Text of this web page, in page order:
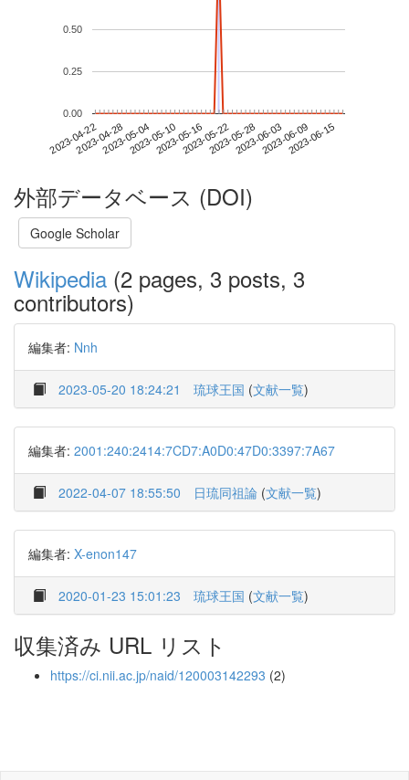
2023-04-222023-04-282023-05-042023-05-102023-05-162023-05-222023-05-282023-06-032023-06-092023-06-15
0.00
0.25
0.50
外部データベース (DOI)
Google Scholar
Wikipedia (2 pages, 3 posts, 3
contributors)
編集者: Nnh
2023-05-20 18:24:21 琉球王国 (文献一覧)
編集者: 2001:240:2414:7CD7:A0D0:47D0:3397:7A67
2022-04-07 18:55:50 日琉同祖論 (文献一覧)
編集者: X-enon147
2020-01-23 15:01:23 琉球王国 (文献一覧)
収集済み URL リスト
https://ci.nii.ac.jp/naid/120003142293 (2)